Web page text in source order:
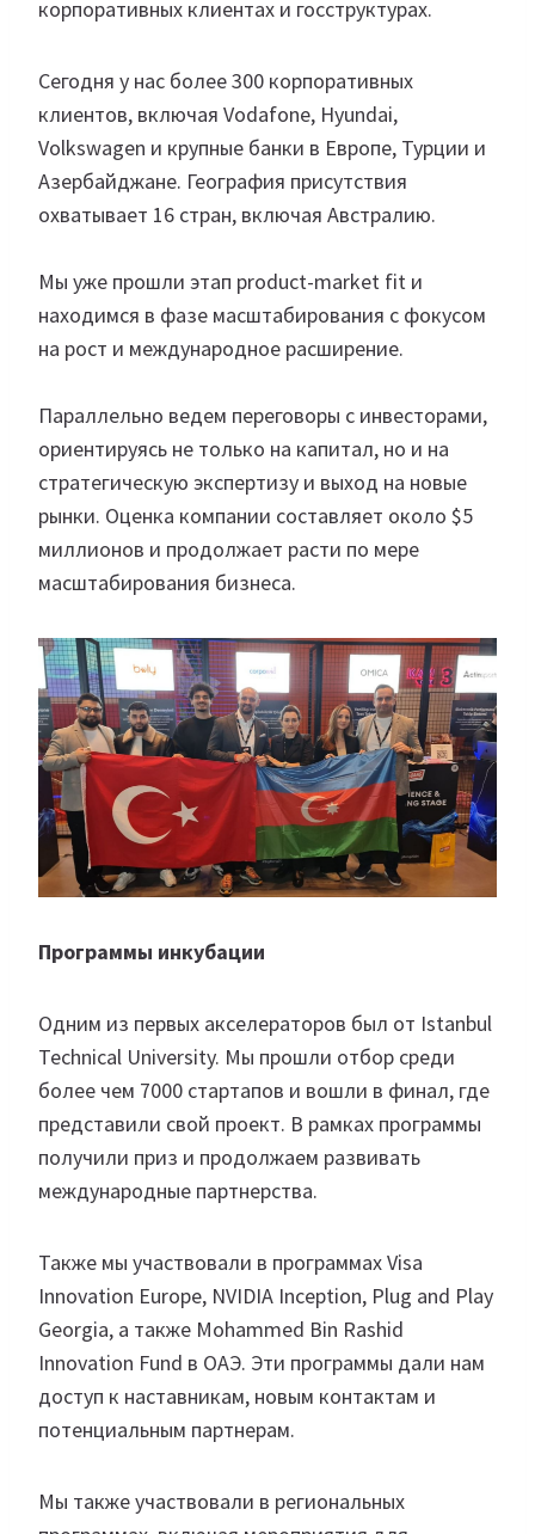
корпоративных клиентах и госструктурах.
Сегодня у нас более 300 корпоративных
клиентов, включая Vodafone, Hyundai,
Volkswagen и крупные банки в Европе, Турции и
Азербайджане. География присутствия
охватывает 16 стран, включая Австралию.
Мы уже прошли этап product-market fit и
находимся в фазе масштабирования с фокусом
на рост и международное расширение.
Параллельно ведем переговоры с инвесторами,
ориентируясь не только на капитал, но и на
стратегическую экспертизу и выход на новые
рынки. Оценка компании составляет около $5
миллионов и продолжает расти по мере
масштабирования бизнеса.
Программы инкубации
Одним из первых акселераторов был от Istanbul
Technical University. Мы прошли отбор среди
более чем 7000 стартапов и вошли в финал, где
представили свой проект. В рамках программы
получили приз и продолжаем развивать
международные партнерства.
Также мы участвовали в программах Visa
Innovation Europe, NVIDIA Inception, Plug and Play
Georgia, а также Mohammed Bin Rashid
Innovation Fund в ОАЭ. Эти программы дали нам
доступ к наставникам, новым контактам и
потенциальным партнерам.
Мы также участвовали в региональных